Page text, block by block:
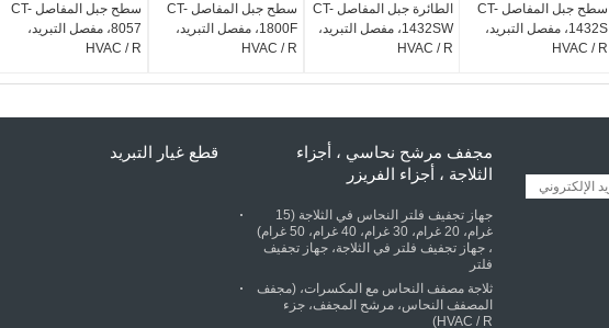
سطح جبل المفاصل CT-
8057، مفصل التبريد،
HVAC / R
سطح جبل المفاصل CT-
1800F، مفصل التبريد،
HVAC / R
الطائرة جبل المفاصل CT-
1432SW، مفصل التبريد،
HVAC / R
سطح جبل المفاصل CT-
1432S، مفصل التبريد،
HVAC / R
قطع غيار التبريد
مجفف مرشح نحاسي ، أجزاء
الثلاجة ، أجزاء الفريزر
جهاز تجفيف فلتر النحاس في الثلاجة (15
غرام، 20 غرام، 30 غرام، 40 غرام، 50 غرام)
، جهاز تجفيف فلتر في الثلاجة، جهاز تجفيف
فلتر
ثلاجة مصفف النحاس مع المكسرات، (مجفف
المصفف النحاس، مرشح المجفف، جزء
HVAC / R)